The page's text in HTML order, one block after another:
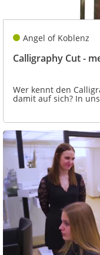
Angel of Koblenz
Calligraphy Cut -
Wer kennt den
damit auf sich? In